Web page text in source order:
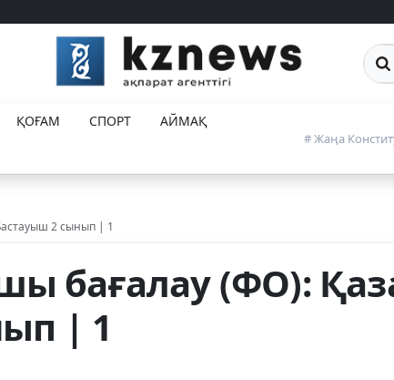
ҚОҒАМ СПОРТ
АЙМАҚ
# Жаңа
2 сынып | 1
бағалау (ФО):
| 1